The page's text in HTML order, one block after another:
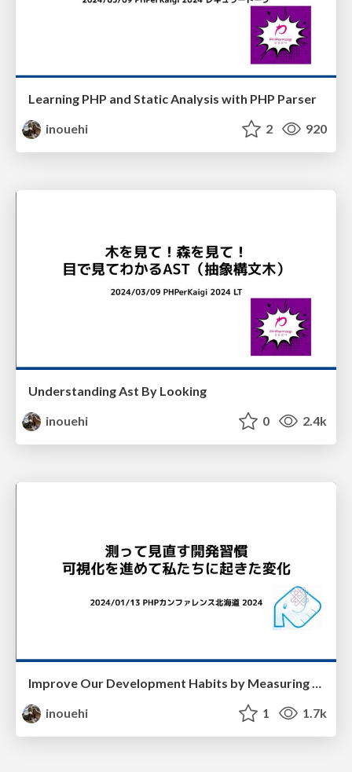
Learning PHP and Static Analysis with PHP Parser
inouehi
2 920
Understanding Ast By Looking
inouehi
0 2.4k
Improve Our Development Habits by Measuring Productivity and Maintainability
inouehi
1 1.7k